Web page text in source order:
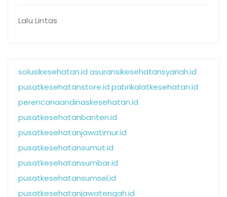
Lalu Lintas
solusikesehatan.id asuransikesehatansyariah.id
pusatkesehatanstore.id pabrikalatkesehatan.id
perencanaandinaskesehatan.id
pusatkesehatanbanten.id
pusatkesehatanjawatimur.id
pusatkesehatansumut.id
pusatkesehatansumbar.id
pusatkesehatansumsel.id
pusatkesehatanjawatengah.id